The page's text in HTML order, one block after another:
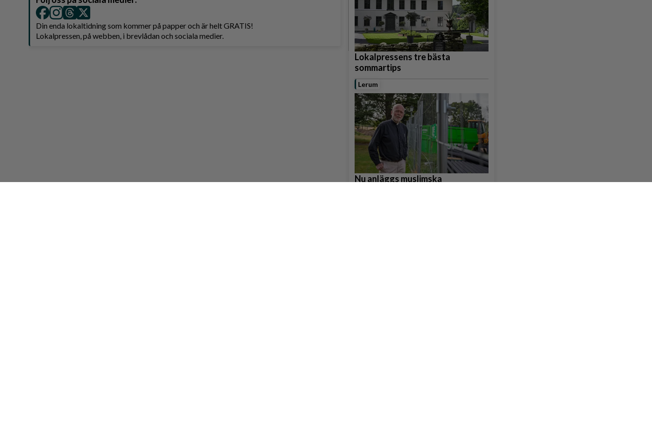
Din enda lokaltidning som kommer på papper och är helt GRATIS!
Lokalpressen, på webben, i brevlådan och sociala medier.
Lokalpressens tre bästa
sommartips
Lerum
Nu anläggs muslimska